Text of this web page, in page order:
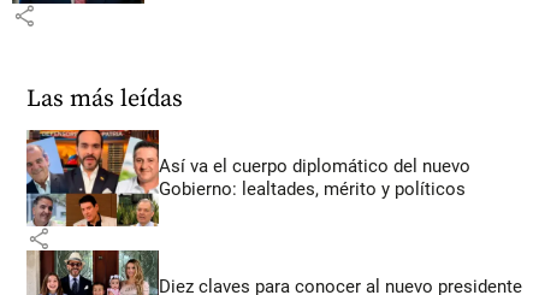
share
Las más leídas
Así va el cuerpo diplomático del nuevo
Gobierno: lealtades, mérito y políticos
share
Diez claves para conocer al nuevo presidente